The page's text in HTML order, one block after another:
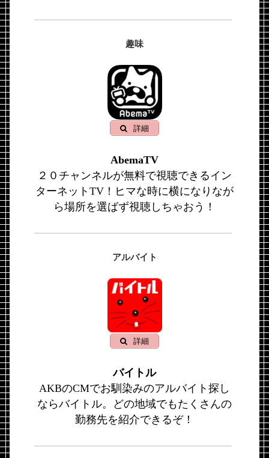
趣味
詳細
AbemaTV
２０チャンネルが無料で視聴できるイン
ターネットTV！ヒマな時に横になりなが
ら場所を選ばず視聴しちゃおう！
アルバイト
詳細
バイトル
AKBのCMでお馴染みのアルバイト探し
ならバイトル。どの地域でもたくさんの
勤務先を紹介できるぞ！